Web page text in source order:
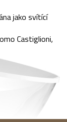
jako svítící
Castiglioni,